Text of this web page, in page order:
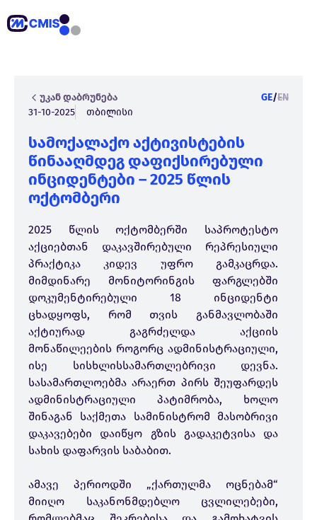
უკან დაბრუნება GE/EN
31-10-2025
თბილისი
სამოქალაქო აქტივისტების
წინააღმდეგ დაფიქსირებული
ინციდენტები – 2025 წლის
ოქტომბერი
2025 წლის ოქტომბერში საპროტესტო
აქციებთან დაკავშირებული რეპრესიული
პრაქტიკა კიდევ უფრო გამკაცრდა.
მიმდინარე მონიტორინგის ფარგლებში
დოკუმენტირებული 18 ინციდენტი
ცხადყოფს, რომ თვის განმავლობაში
აქტიურად გაგრძელდა აქციის
მონაწილეების როგორც ადმინისტრაციული,
ისე სისხლისსამართლებრივი დევნა.
სასამართლოებმა არაერთ პირს შეუფარდეს
ადმინისტრაციული პატიმრობა, ხოლო
შინაგან საქმეთა სამინისტრომ მასობრივი
დაკავებები დაიწყო გზის გადაკეტვისა და
სახის დაფარვის საბაბით.
ამავე პერიოდში „ქართულმა ოცნებამ“
მიიღო საკანონმდებლო ცვლილებები,